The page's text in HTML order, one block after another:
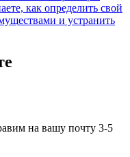
как определить свой
и устранить
на вашу почту 3-5